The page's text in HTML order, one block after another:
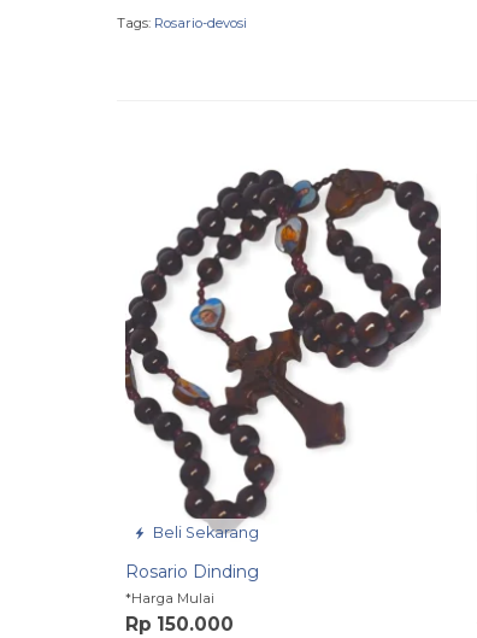
Tags: Rosario-devosi
Beli Sekarang
Rosario Dinding
*Harga Mulai
Rp 150.000